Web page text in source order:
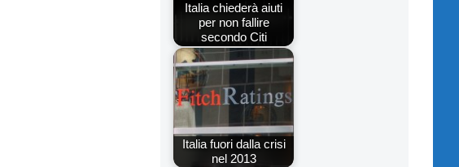
Italia chiederà aiuti
per non fallire
secondo Citi
Italia fuori dalla crisi
nel 2013